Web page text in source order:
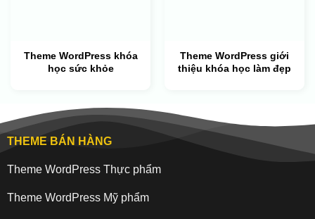
Theme WordPress khóa
học sức khỏe
Theme WordPress giới
thiệu khóa học làm đẹp
THEME BÁN HÀNG
Theme WordPress Thực phẩm
Theme WordPress Mỹ phẩm